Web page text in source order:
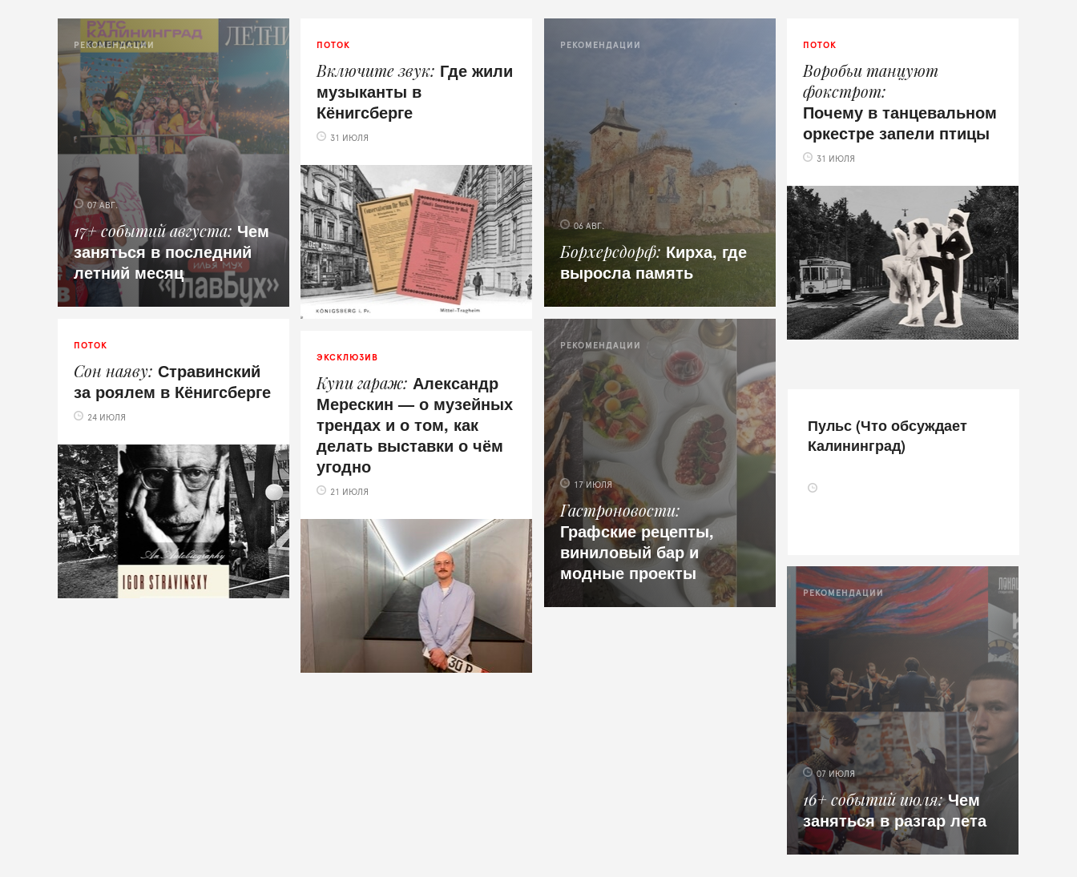
РЕКОМЕНДАЦИИ
07 АВГ.
17+ событий августа Чем
заняться в последний
летний месяц
ПОТОК
Включите звук Где жили
музыканты в
Кёнигсберге
31 ИЮЛЯ
РЕКОМЕНДАЦИИ
06 АВГ.
Борхерсдорф Кирха, где
выросла память
ПОТОК
Воробьи танцуют
фокстрот
Почему в танцевальном
оркестре запели птицы
31 ИЮЛЯ
ПОТОК
Сон наяву Стравинский
за роялем в Кёнигсберге
24 ИЮЛЯ
РЕКОМЕНДАЦИИ
17 ИЮЛЯ
Гастроновости
Графские рецепты,
виниловый бар и
модные проекты
ЭКСКЛЮЗИВ
Купи гараж Александр
Мерескин — о музейных
трендах и о том, как
делать выставки о чём
угодно
21 ИЮЛЯ
РЕКОМЕНДАЦИИ
07 ИЮЛЯ
16+ событий июля Чем
заняться в разгар лета
Пульс (Что обсуждает
Калининград)